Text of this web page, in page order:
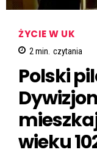
ŻYCIE W UK
2min. czytania
Polski
wieku